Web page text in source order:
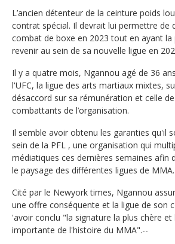
L’ancien détenteur de la ceinture poids
contrat spécial. Il devrait lui permettre de
combat de boxe en 2023 tout en ayant la
revenir au sein de sa nouvelle ligue en
Il y a quatre mois, Ngannou agé de 36
l'UFC, la ligue des arts martiaux mixtes,
désaccord sur sa rémunération et celle
combattants de l’organisation.
Il semble avoir obtenu les garanties qu'il
sein de la PFL , une organisation qui
médiatiques ces dernières semaines afin
le paysage des différentes ligues de MMA.
Cité par le Newyork times, Ngannou
une offre conséquente et la ligue de son
'avoir conclu "la signature la plus chère et
importante de l'histoire du MMA".--